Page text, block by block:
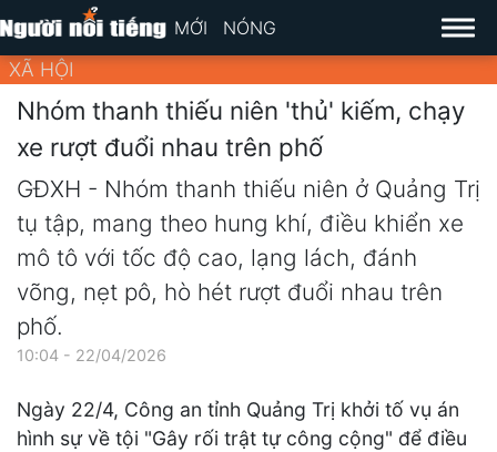
MỚI NÓNG
XÃ HỘI
Nhóm thanh thiếu niên 'thủ' kiếm, chạy
xe rượt đuổi nhau trên phố
GĐXH - Nhóm thanh thiếu niên ở Quảng Trị
tụ tập, mang theo hung khí, điều khiển xe
mô tô với tốc độ cao, lạng lách, đánh
võng, nẹt pô, hò hét rượt đuổi nhau trên
phố.
10:04 - 22/04/2026
Ngày 22/4, Công an tỉnh Quảng Trị khởi tố vụ án
hình sự về tội "Gây rối trật tự công cộng" để điều